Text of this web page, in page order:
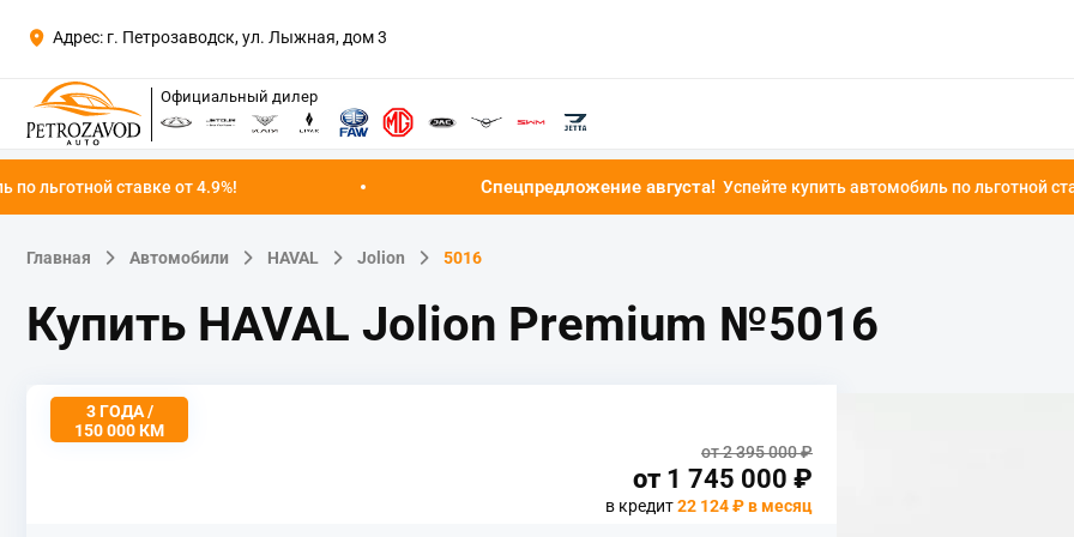
Адрес: г. Петрозаводск, ул. Лыжная, дом 3
Официальный дилер
от 4.9%! Спецпредложение августа!Успейте купить автомобиль по льготной ставке от 4.9%!
Главная Автомобили HAVAL Jolion 5016
Купить HAVAL Jolion Premium №5016
3 ГОДА /
150 000 КМ
от 2 395 000 ₽
от 1 745 000 ₽
в кредит22 124 ₽ в месяц